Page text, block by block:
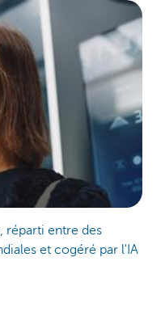
réparti entre des
et cogéré par l'IA